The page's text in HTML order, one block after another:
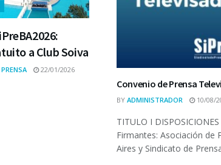
a Club Soiva
22/01/2026
Convenio de Prensa
BY ADMINISTRADOR 10/08/
TITULO I
Firmantes: Asociación de
Aires y Sindicato de